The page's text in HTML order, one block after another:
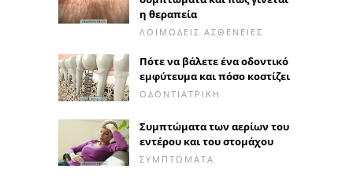
η θεραπεία
ΛΟΙΜΏΔΕΙΣ ΑΣΘΈΝΕΙΕΣ
Πότε να βάλετε ένα οδοντικό
εμφύτευμα και πόσο κοστίζει
ΟΔΟΝΤΙΑΤΡΙΚΉ
Συμπτώματα των αερίων του
εντέρου και του στομάχου
ΣΥΜΠΤΏΜΑΤΑ